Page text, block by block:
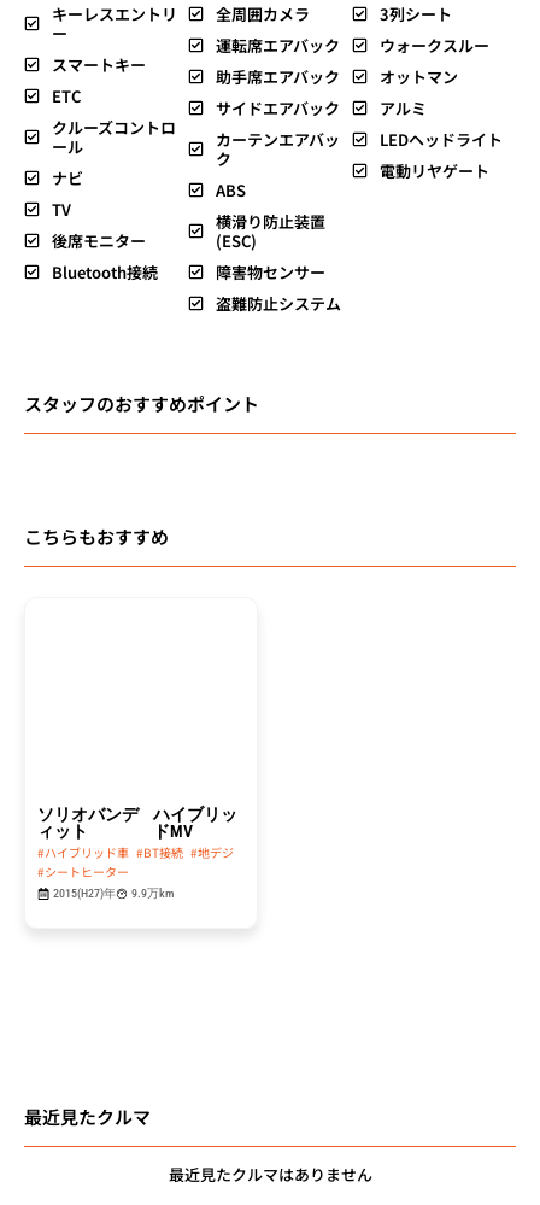
キーレスエントリ
ー
スマートキー
ETC
クルーズコントロ
ール
ナビ
TV
後席モニター
Bluetooth接続
全周囲カメラ
運転席エアバック
助手席エアバック
サイドエアバック
カーテンエアバッ
ク
ABS
横滑り防止装置
(ESC)
障害物センサー
盗難防止システム
3列シート
ウォークスルー
オットマン
アルミ
LEDヘッドライト
電動リヤゲート
スタッフのおすすめポイント
こちらもおすすめ
ソリオバンデ
ィット
ハイブリッ
ドMV
#ハイブリッド車 #BT接続 #地デジ
#シートヒーター
2015(H27)年 9.9万km
最近見たクルマ
最近見たクルマはありません